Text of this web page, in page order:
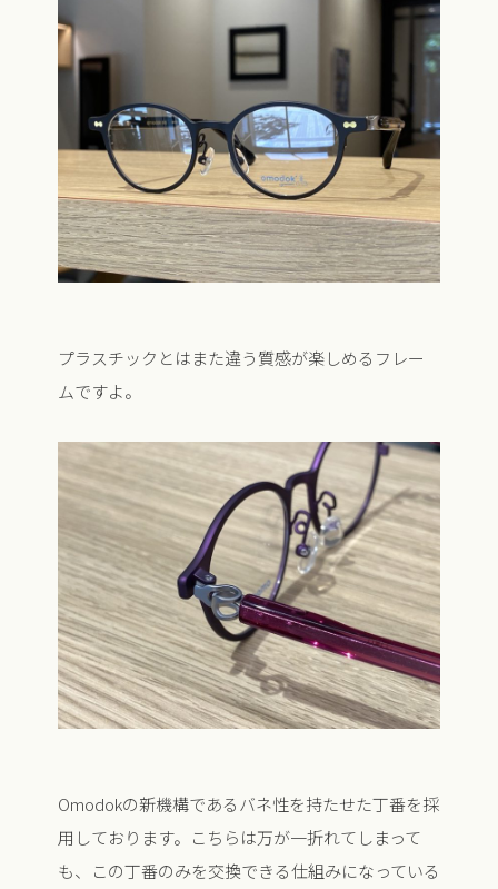
プラスチックとはまた違う質感が楽しめるフレー
ムですよ。
Omodokの新機構であるバネ性を持たせた丁番を採
用しております。こちらは万が一折れてしまって
も、この丁番のみを交換できる仕組みになっている